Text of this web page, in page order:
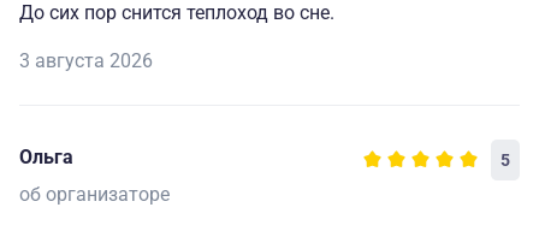
До сих пор снится теплоход во сне.
3 августа 2026
Ольга 5
об организаторе